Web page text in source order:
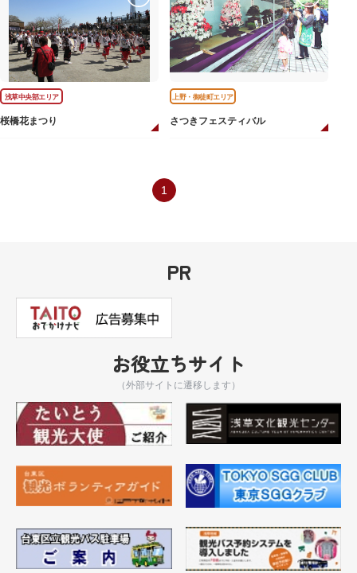
浅草中央部エリア
桜橋花まつり
上野・御徒町エリア
さつきフェスティバル
1
PR
お役立ちサイト
（外部サイトに遷移します）